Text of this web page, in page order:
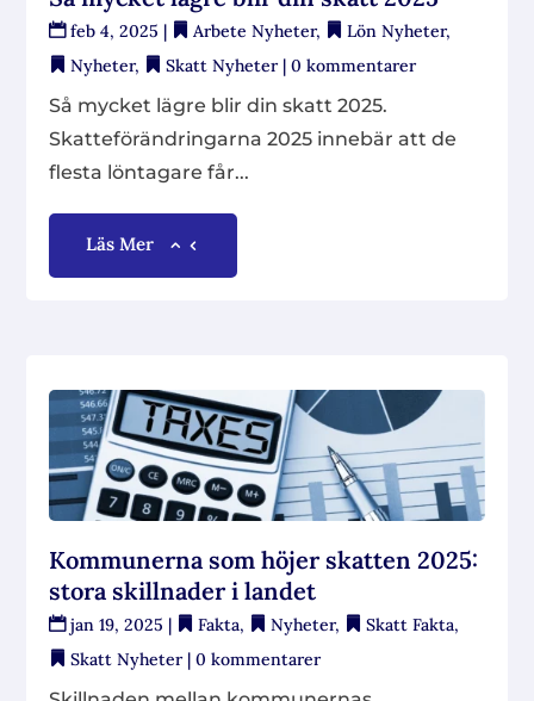
feb 4, 2025 | Arbete Nyheter, Lön Nyheter,
Nyheter, Skatt Nyheter| 0 kommentarer
Så mycket lägre blir din skatt 2025.
Skatteförändringarna 2025 innebär att de
flesta löntagare får...
Läs Mer
Kommunerna som höjer skatten 2025:
stora skillnader i landet
jan 19, 2025 | Fakta, Nyheter, Skatt Fakta,
Skatt Nyheter| 0 kommentarer